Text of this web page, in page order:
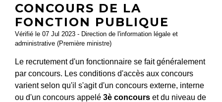
CONCOURS DE LA
FONCTION PUBLIQUE
Vérifié le 07 Jul 2023 - Direction de l'information légale et
administrative (Première ministre)
Le recrutement d'un fonctionnaire se fait généralement
par concours. Les conditions d'accès aux concours
varient selon qu'il s'agit d'un concours externe, interne
ou d'un concours appelé 3è concours et du niveau de